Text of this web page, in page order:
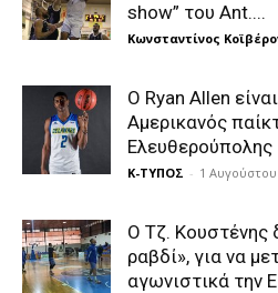
show” του Ant....
Κωνσταντίνος
Ο Ryan Allen
Αμερικανός
Ελευθερούπολης
Κ-ΤΥΠΟΣ - 1 Αυγούστου
Ο Τζ. Κουστένης
ραβδί», για να
αγωνιστικά την